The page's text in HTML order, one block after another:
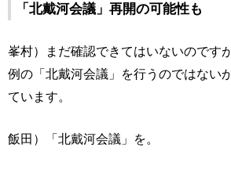
「北戴河会議」再開の可能性も
峯村）まだ確認できてはいないのです
例の「北戴河会議」を行うのではない
ています。
飯田）「北戴河会議」を。